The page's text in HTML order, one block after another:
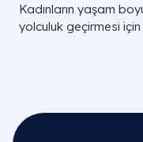
Kadınların yaşam
yolculuk geçirmesi için